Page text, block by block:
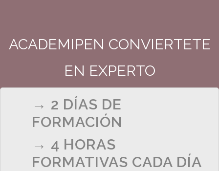
ACADEMIPEN CONVIERTETE
EN EXPERTO
→ 2 DÍAS DE
FORMACIÓN
→ 4 HORAS
FORMATIVAS CADA DÍA